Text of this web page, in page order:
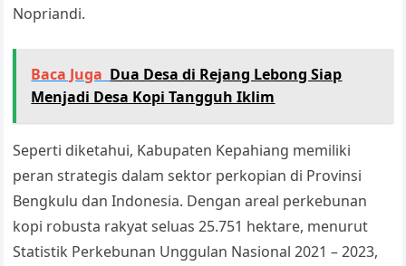
Nopriandi.
Baca Juga Dua Desa di Rejang Lebong Siap
Menjadi Desa Kopi Tangguh Iklim
Seperti diketahui, Kabupaten Kepahiang memiliki
peran strategis dalam sektor perkopian di Provinsi
Bengkulu dan Indonesia. Dengan areal perkebunan
kopi robusta rakyat seluas 25.751 hektare, menurut
Statistik Perkebunan Unggulan Nasional 2021 – 2023,